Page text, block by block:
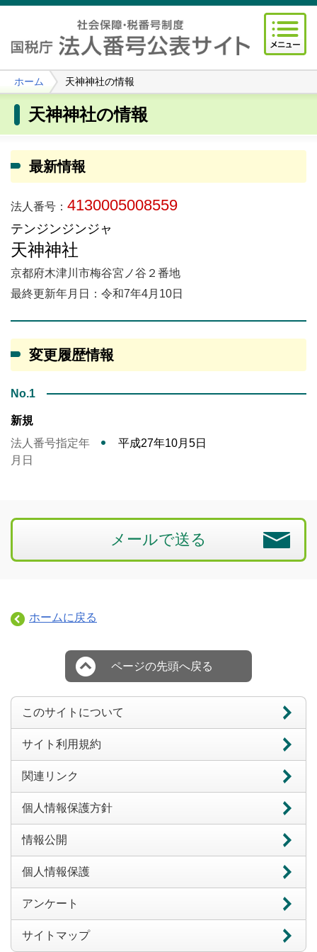
ホーム 天神神社の情報
天神神社の情報
最新情報
法人番号： 4130005008559
テンジンジンジャ
天神神社
京都府木津川市梅谷宮ノ谷２番地
最終更新年月日：令和7年4月10日
変更履歴情報
No.1
新規
法人番号指定年
月日
平成27年10月5日
メールで送る
ホームに戻る
ページの先頭へ戻る
このサイトについて
サイト利用規約
関連リンク
個人情報保護方針
情報公開
個人情報保護
アンケート
サイトマップ